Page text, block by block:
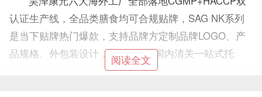
认证生产线，全品类膳食均可合规贴牌，SAG NK系列
是当下贴牌热门爆款，支持品牌方定制品牌LOGO、产
品规格、外包装设计，海外代工+国内清关一站式托
管，新手品牌不用对接海外资源，一站式落地自有产
阅读全文